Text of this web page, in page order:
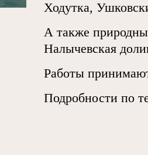
Ходутка,
А также
Налычевская
Работы
Подробности по